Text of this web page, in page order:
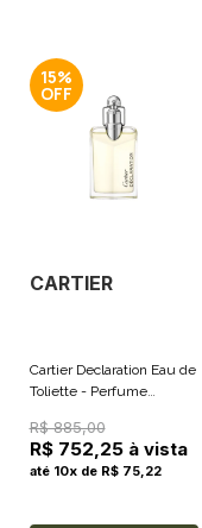
15%
CARTIER
Cartier Declaration Eau de
Toliette - Perfume
R$ 885,00
R$ 752,25 à vista
até 10x de R$ 75,22